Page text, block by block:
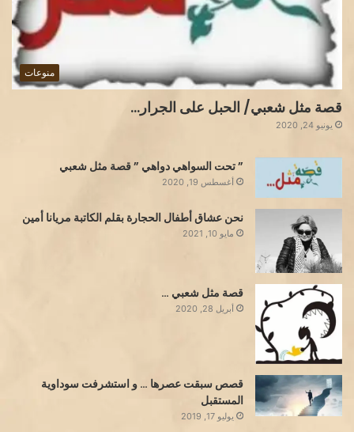
منوعات
قصة مثل شعبي/ الحبل على الجرار…
يونيو 24, 2020
” تحت السواهي دواهي ” قصة مثل شعبي
أغسطس 19, 2020
نحن عشاق أطفال الحجارة بقلم الكاتبة مريانا أمين
مايو 10, 2021
قصة مثل شعبي …
أبريل 28, 2020
قصص سبقت عصرها … و استشرفت سوداوية
المستقبل
يوليو 17, 2019